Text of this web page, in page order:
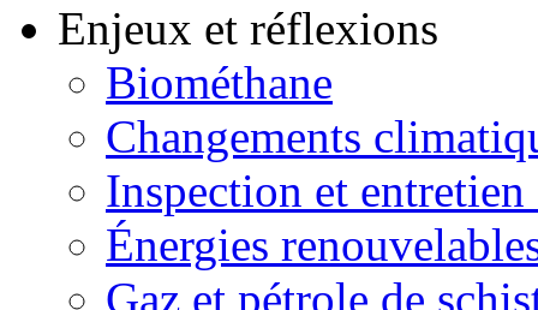
Enjeux et réflexions
Biométhane
Changements
Inspection et entretien
Énergies
Gaz et pétrole de